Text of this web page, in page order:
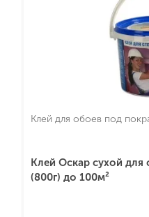
Клей для обоев под
Клей Оскар сухой для
(800г) до 100м²